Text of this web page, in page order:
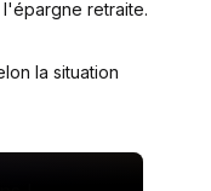
retraite.
la situation